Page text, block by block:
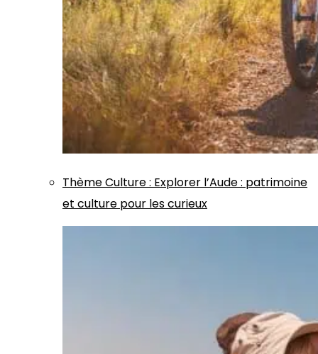
ThèmeCulture: Explorer l’Aude : patrimoine
et culture pour les curieux